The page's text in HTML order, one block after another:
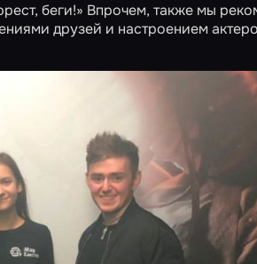
беги!» Впрочем, также мы
друзей и настроением